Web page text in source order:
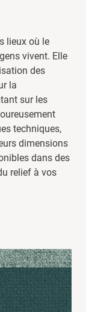
lieux où le
vivent. Elle
des
la
sur les
techniques,
dimensions
dans des
relief à vos